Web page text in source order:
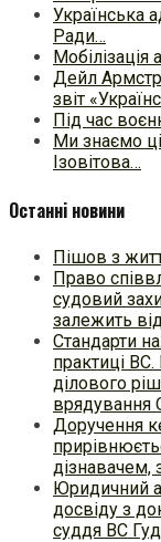
Українська
Ради…
Мобілізація
Дейл
звіт
Під час
Ми знаємо
Ізовітова…
Останні новини
Пішов з
Право
судовий
залежить
Стандарти
практиці
ділового
врядування
Доручення
Юридичний
досвіду з
суддя ВС